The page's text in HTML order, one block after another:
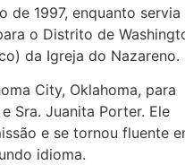
de 1997, enquanto servia
o Distrito de
da Igreja do Nazareno.
City, Oklahoma, para
Sra. Juanita Porter. Ele
e se tornou fluente
idioma.